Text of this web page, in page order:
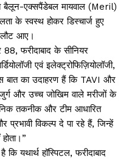
बैलून-एक्सपैंडेबल मायवाल (Meril)
के स्वस्थ होकर डिस्चार्ज हुए
लौट आए।
88, फरीदाबाद के सीनियर
एवं इलेक्ट्रोफिज़ियोलॉजी,
बात का उदाहरण हैं कि TAVI और
और उच्च जोखिम वाले मरीजों के
तकनीक और टीम आधारित
प्रभावी विकल्प दे पा रहे हैं, जिन्हें
कि यथार्थ हॉस्पिटल, फरीदाबाद